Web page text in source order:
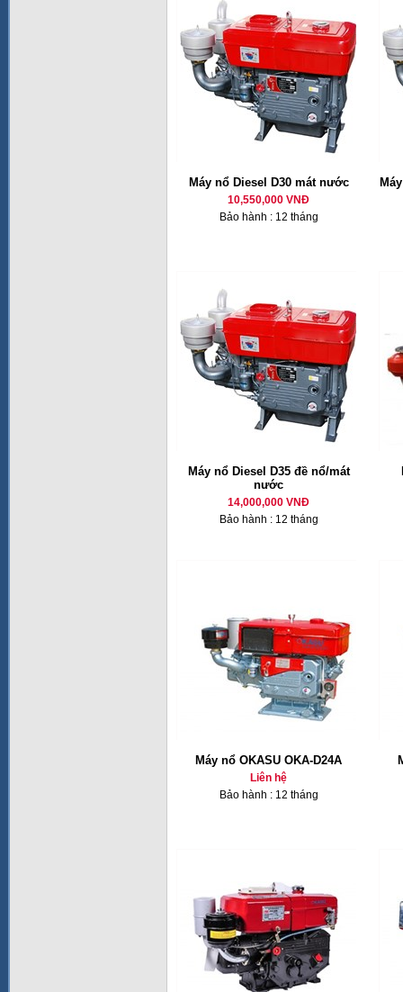
Máy nổ Diesel D30 mát nước
10,550,000 VNĐ
Bảo hành : 12 tháng
Máy nổ Diesel D35 đề nổ/mát
nước
14,000,000 VNĐ
Bảo hành : 12 tháng
Máy nổ OKASU OKA-D24A
Liên hệ
Bảo hành : 12 tháng